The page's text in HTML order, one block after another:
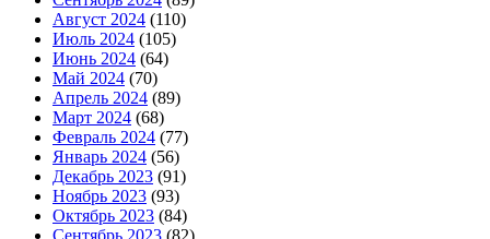
Август 2024 (110)
Июль 2024 (105)
Июнь 2024 (64)
Май 2024 (70)
Апрель 2024 (89)
Март 2024 (68)
Февраль 2024 (77)
Январь 2024 (56)
Декабрь 2023 (91)
Ноябрь 2023 (93)
Октябрь 2023 (84)